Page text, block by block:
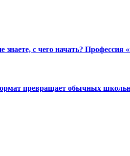
знаете, с чего начать? Профессия
превращает обычных